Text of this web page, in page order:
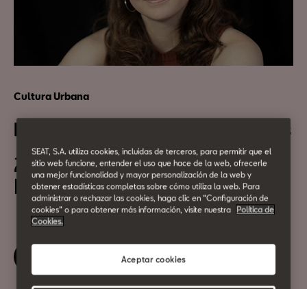
Cultura Urbana
Firma de libros: Joana Marcús
23 de Abril
De 16:30h a 20:30h
Reserva tu entrada
SEAT, S.A. utiliza cookies, incluidas de terceros, para permitir que el
sitio web funcione, entender el uso que hace de la web, ofrecerle
una mejor funcionalidad y mayor personalización de la web y
obtener estadísticas completas sobre cómo utiliza la web. Para
administrar o rechazar las cookies, haga clic en “Configuración de
cookies” o para obtener más información, visite nuestra
Política de
Cookies.
Aceptar cookies